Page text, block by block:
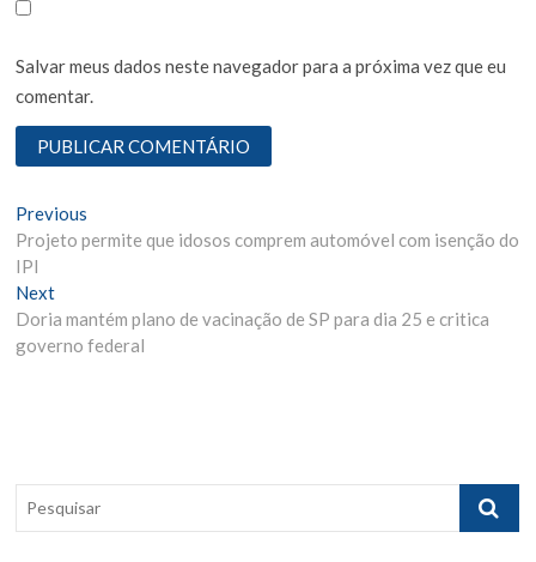
Salvar meus dados neste navegador para a próxima vez que eu
comentar.
N
a
v
e
ã
o
Previous
r
i
o
t
:
Projeto permite que idosos comprem automóvel com isenção do
IPI
Next
e
x
:
Doria mantém plano de vacinação de SP para dia 25 e critica
governo federal